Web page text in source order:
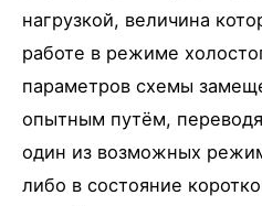
нагрузкой, величина
работе в режиме
параметров схемы
опытным путём,
один из возможных
либо в состояние